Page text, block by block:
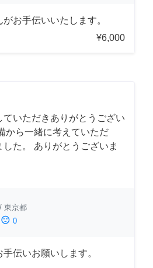
お手伝いいたします。
¥6,000
いただきありがとうござい
から一緒に考えていただ
た。 ありがとうございま
/ 東京都
sentiment_dissatisfied 0
伝いお願いします。